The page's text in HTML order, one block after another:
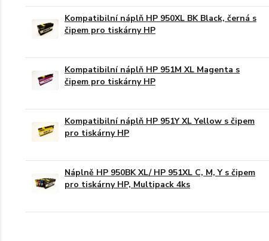
Kompatibilní náplň HP 950XL BK Black, černá s
čipem pro tiskárny HP
Kompatibilní náplň HP 951M XL Magenta s
čipem pro tiskárny HP
Kompatibilní náplň HP 951Y XL Yellow s čipem
pro tiskárny HP
Náplně HP 950BK XL/ HP 951XL C, M, Y s čipem
pro tiskárny HP, Multipack 4ks